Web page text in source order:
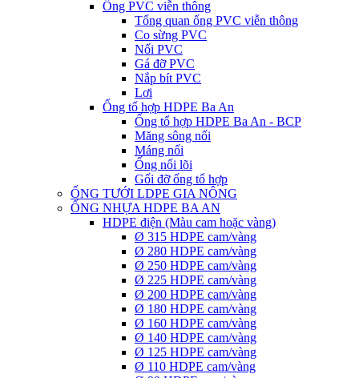
Ống PVC viễn thông
Tổng quan ống PVC viễn thông
Co sừng PVC
Nối PVC
Gá đỡ PVC
Nắp bít PVC
Lơi
Ống tổ hợp HDPE Ba An
Ống tổ hợp HDPE Ba An - BCP
Măng sông nối
Máng nối
Ống nối lõi
Gối đỡ ống tổ hợp
ỐNG TƯỚI LDPE GIA NÔNG
ỐNG NHỰA HDPE BA AN
HDPE điện (Màu cam hoặc vàng)
Ø 315 HDPE cam/vàng
Ø 280 HDPE cam/vàng
Ø 250 HDPE cam/vàng
Ø 225 HDPE cam/vàng
Ø 200 HDPE cam/vàng
Ø 180 HDPE cam/vàng
Ø 160 HDPE cam/vàng
Ø 140 HDPE cam/vàng
Ø 125 HDPE cam/vàng
Ø 110 HDPE cam/vàng